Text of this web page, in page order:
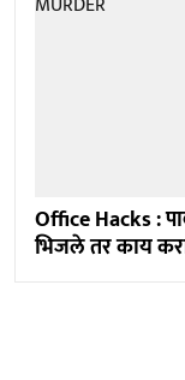
Office Hacks :
भिजले तर काय